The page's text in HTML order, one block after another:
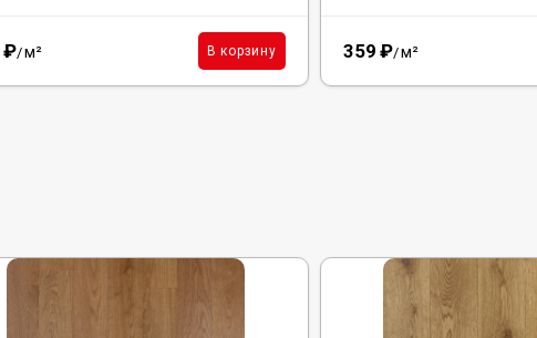
₽/м² В корзину 359 ₽/м²